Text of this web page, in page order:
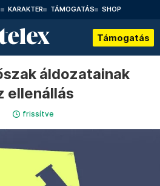
KARAKTER TÁMOGATÁS SHOP
Támogatás
áldozatainak
ellenállás
frissítve